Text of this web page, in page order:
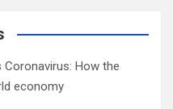
Coronavirus: How the
economy